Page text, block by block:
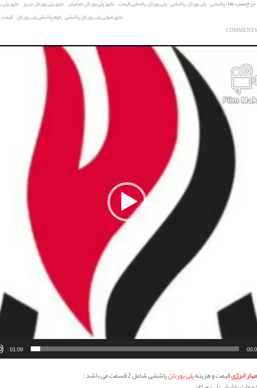
پاششی پلی یورتان پاششی پلی یورتان پاششی قیمت عایق پلی یورتان اصفهان عایق پلی یورتان تبریز عایق پلی
عایق صوتی پلی یورتان پاششی ,فوم پاششی پلی یورتان ,قیمت
01:09
مهار انرژیقیمت و هزینهپلی یورتانپاششی شامل 2 قسمت می باشد :